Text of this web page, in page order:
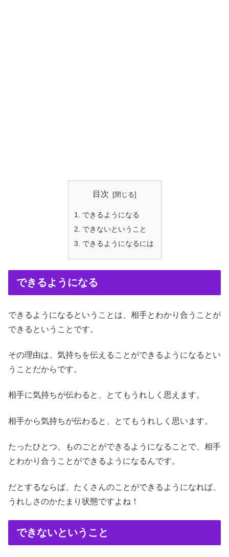
目次
できるようになる
できないということ
できるようになるには
できるようになる
できるようになるということは、相手とわかり合うことが
できるということです。
その理由は、気持ちを伝えることができるようになるとい
うことだからです。
相手に気持ちが伝わると、とてもうれしく思えます。
相手から気持ちが伝わると、とてもうれしく思います。
たったひとつ、ものごとができるようになることで、相手
とわかり合うことができるようになるんです。
だとするならば、たくさんのことができるようになれば、
うれしさのかたまり状態ですよね！
できないということ